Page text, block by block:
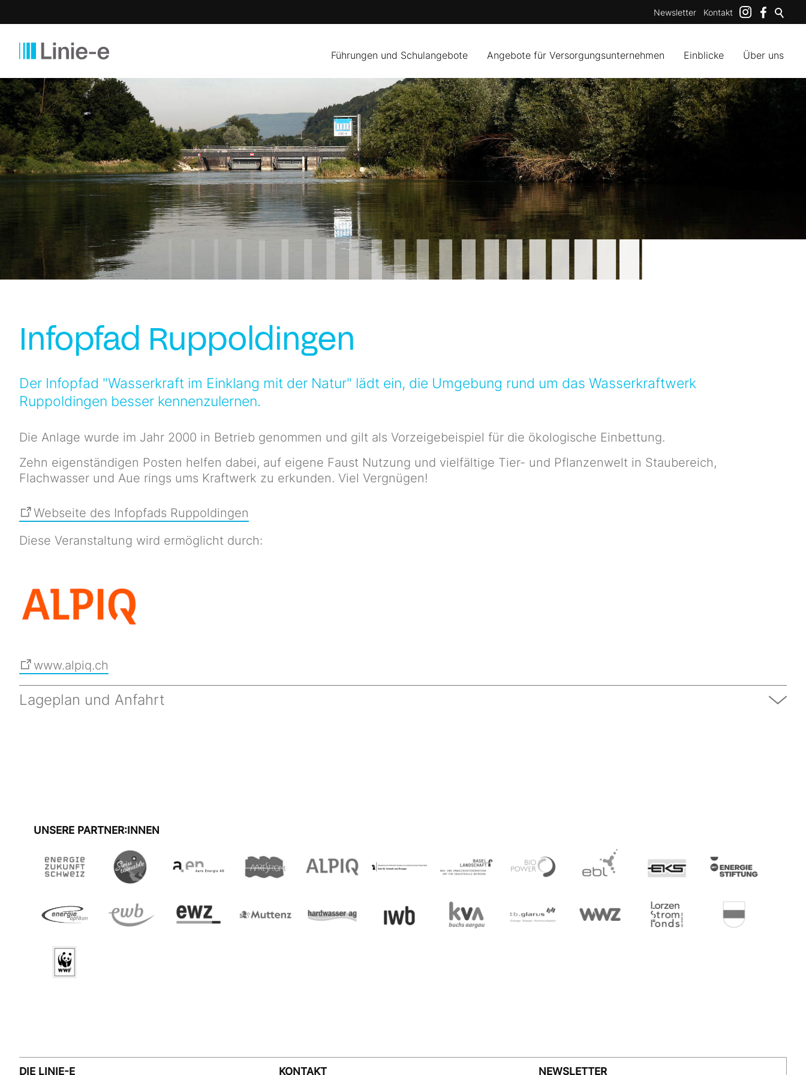
Newsletter Kontakt
Führungen und Schulangebote Angebote für Versorgungsunternehmen Einblicke Über uns
Infopfad Ruppoldingen
Der Infopfad "Wasserkraft im Einklang mit der Natur" lädt ein, die Umgebung rund um das Wasserkraftwerk
Ruppoldingen besser kennenzulernen.
Die Anlage wurde im Jahr 2000 in Betrieb genommen und gilt als Vorzeigebeispiel für die ökologische Einbettung.
Zehn eigenständigen Posten helfen dabei, auf eigene Faust Nutzung und vielfältige Tier- und Pflanzenwelt in Staubereich,
Flachwasser und Aue rings ums Kraftwerk zu erkunden. Viel Vergnügen!
Webseite des Infopfads Ruppoldingen
Diese Veranstaltung wird ermöglicht durch:
www.alpiq.ch
Lageplan und Anfahrt
UNSERE PARTNER:INNEN
DIE LINIE-E KONTAKT NEWSLETTER